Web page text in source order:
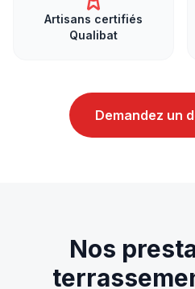
Artisans certifiés
Qualibat
Demandez un
Nos